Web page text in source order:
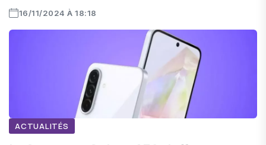
16/11/2024 À 18:18
ACTUALITÉS